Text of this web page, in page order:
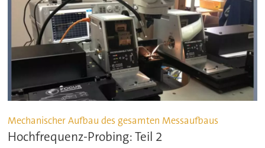
Mechanischer Aufbau des gesamten Messaufbaus
Hochfrequenz-Probing: Teil 2